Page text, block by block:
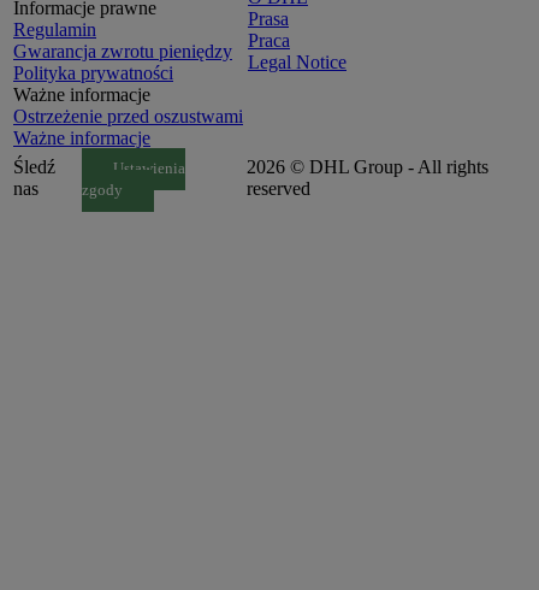
Informacje prawne
Regulamin
Gwarancja zwrotu pieniędzy
Polityka prywatności
Ważne informacje
Ostrzeżenie przed oszustwami
Ważne informacje
Prasa
Praca
Legal Notice
Śledź
nas
Ustawienia
zgody
2026 © DHL Group - All rights
reserved